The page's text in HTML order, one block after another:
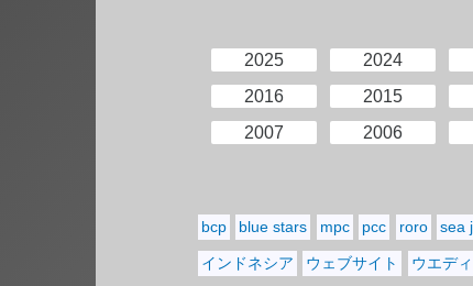
2025 2024
2016
2015
2007
2006
bcp blue stars mpc pcc roro sea
インドネシア ウェブサイト ウエデ